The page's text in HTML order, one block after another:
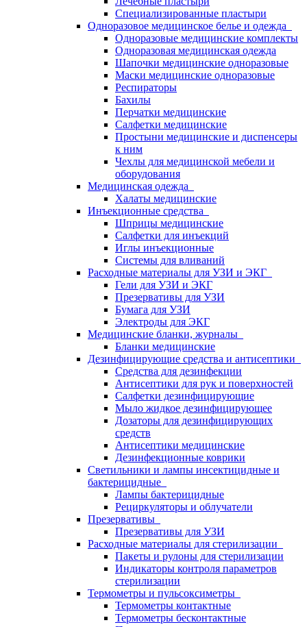
Специализированные пластыри
Одноразовое медицинское белье и одежда
Одноразовые медицинские комплекты
Одноразовая медицинская одежда
Шапочки медицинские одноразовые
Маски медицинские одноразовые
Респираторы
Бахилы
Перчатки медицинские
Салфетки медицинские
Простыни медицинские и диспенсеры
к ним
Чехлы для медицинской мебели и
оборудования
Медицинская одежда
Халаты медицинские
Инъекционные средства
Шприцы медицинские
Салфетки для инъекций
Иглы инъекционные
Системы для вливаний
Расходные материалы для УЗИ и ЭКГ
Гели для УЗИ и ЭКГ
Презервативы для УЗИ
Бумага для УЗИ
Электроды для ЭКГ
Медицинские бланки, журналы
Бланки медицинские
Дезинфицирующие средства и антисептики
Средства для дезинфекции
Антисептики для рук и поверхностей
Салфетки дезинфицирующие
Мыло жидкое дезинфицирующее
Дозаторы для дезинфицирующих
средств
Антисептики медицинские
Дезинфекционные коврики
Светильники и лампы инсектицидные и
бактерицидные
Лампы бактерицидные
Рециркуляторы и облучатели
Презервативы
Презервативы для УЗИ
Расходные материалы для стерилизации
Пакеты и рулоны для стерилизации
Индикаторы контроля параметров
стерилизации
Термометры и пульсоксиметры
Термометры контактные
Термометры бесконтактные